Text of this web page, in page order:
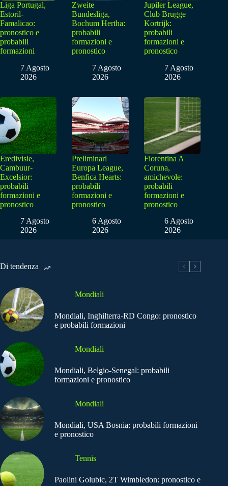
Liga Portugal,
Estoril-
Famalicao:
pronostico e
probabili
formazioni
7 Agosto
2026
Zweite
Bundesliga,
Bochum Hertha:
probabili
formazioni e
pronostico
7 Agosto
2026
Jupiler League,
Club Brugge
Kortrijk:
probabili
formazioni e
pronostico
7 Agosto
2026
Eredivisie,
Cambuur-
Excelsior:
probabili
formazioni e
pronostico
7 Agosto
2026
Preliminari
Europa League,
Benfica Hearts:
probabili
formazioni e
pronostico
6 Agosto
2026
Fiorentina A
Coruna,
amichevole:
probabili
formazioni e
pronostico
6 Agosto
2026
Di tendenza
Mondiali
Mondiali, Inghilterra-RD Congo: pronostico
e probabili formazioni
Mondiali
Mondiali, Belgio-Senegal: probabili
formazioni e pronostico
Mondiali
Mondiali, USA Bosnia: probabili formazioni
e pronostico
Tennis
Paolini Golubic, 2T Wimbledon: pronostico e